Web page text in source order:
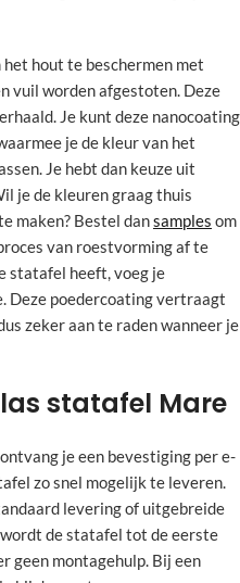
hout te beschermen met
vuil worden afgestoten. Deze
Je kunt deze nanocoating
je de kleur van het
Je hebt dan keuze uit
je de kleuren graag thuis
maken? Bestel dansamples om
van roestvorming af te
statafel heeft, voeg je
Deze poedercoating vertraagt
zeker aan te raden wanneer je
statafel Mare
je een bevestiging per e-
zo snel mogelijk te leveren.
levering of uitgebreide
de statafel tot de eerste
geen montagehulp. Bij een